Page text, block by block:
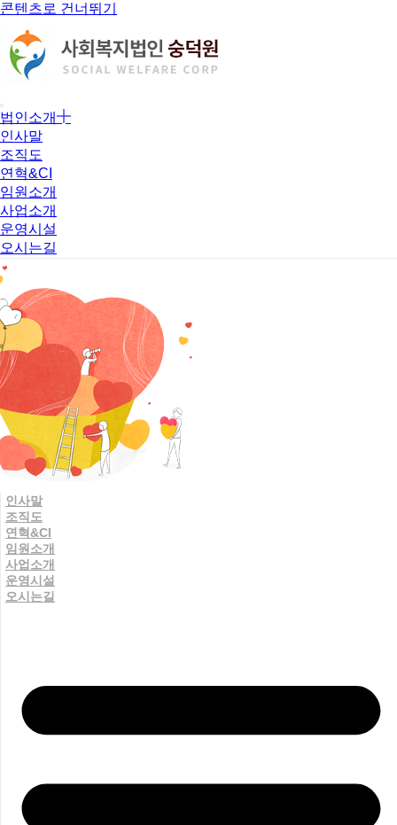
콘텐츠로 건너뛰기
법인소개
인사말
조직도
연혁&CI
임원소개
사업소개
운영시설
오시는길
인사말
조직도
연혁&CI
임원소개
사업소개
운영시설
오시는길